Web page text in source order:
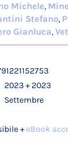
Michele,
Stefano,
Gianluca,
2023 + 2023
Settembre
+eBook